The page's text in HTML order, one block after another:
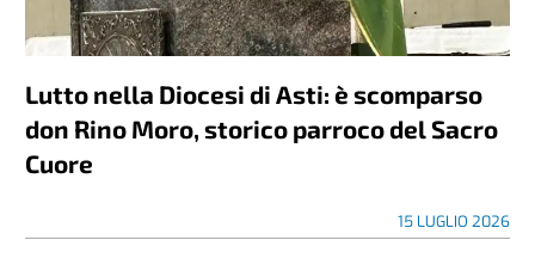
Lutto nella Diocesi di Asti: è scomparso
don Rino Moro, storico parroco del Sacro
Cuore
15 LUGLIO 2026